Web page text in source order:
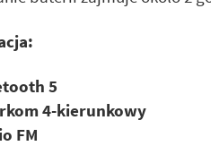
5
4-kierunkowy
FM